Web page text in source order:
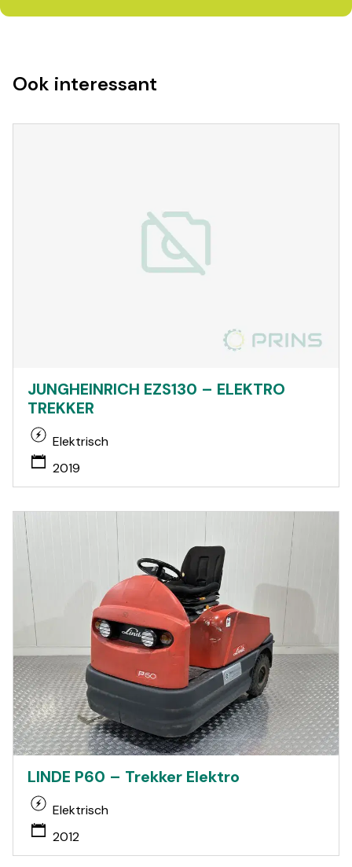
Ook interessant
JUNGHEINRICH EZS130 – ELEKTRO
TREKKER
Elektrisch
2019
LINDE P60 – Trekker Elektro
Elektrisch
2012